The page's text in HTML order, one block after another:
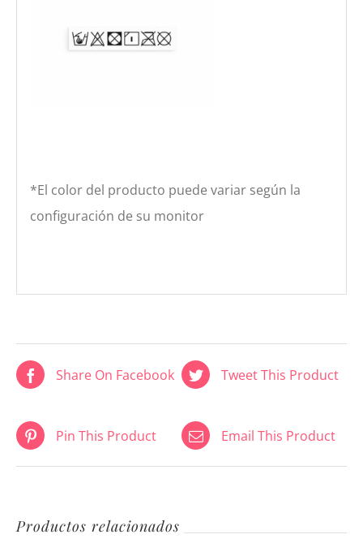
*El color del producto puede variar según la
configuración de su monitor
Share On Facebook Tweet This Product
Pin This Product Email This Product
Productos relacionados